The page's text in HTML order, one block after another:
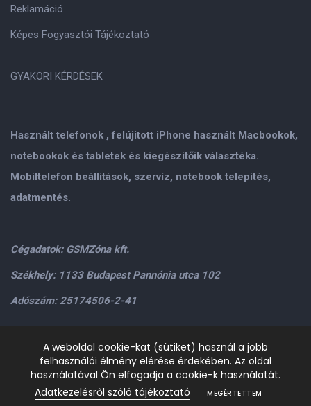
Használt telefonok , felújitott iPhone használt Macbookok,
notebookok és tabletek és kiegészitőik választéka.
Mobiltelefon beállitások, szervíz, notebook telepités,
adatmentés.
Cégadatok: GSMZóna kft.
Székhely: 1133 Budapest Pannónia utca 102
Adószám: 25174506-2-41
Személyes átvétel: GSMZóna kft. 1134.Bp. Váci út 9-15
H-P: 9.00-17.00,Szo: 9.00-13.00+36205534995+36209906363
gsmzonakft@gmail.com
Reklamáció
Képes Fogyasztói Tájékoztató
GYAKORI KÉRDÉSEK
A weboldal cookie-kat (sütiket) használ a jobb
felhasználói élmény elérése érdekében. Az oldal
használatával Ön elfogadja a cookie-k használatát.
Adatkezelésről szóló tájékoztató
MEGÉRTETTEM